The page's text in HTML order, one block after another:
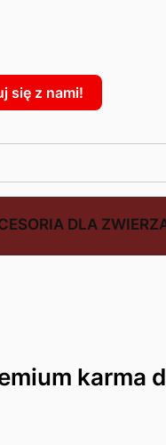
Zobacz szczegóły
się z nami!
DLA
karma